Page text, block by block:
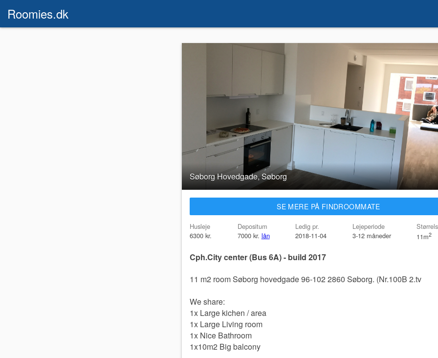
Roomies.dk
Søborg Hovedgade, Søborg
SE MERE PÅ FINDROOMMATE
Husleje
6300 kr.
Depositum
7000 kr. lån
Ledig pr.
2018-11-04
Lejeperiode
3-12 måneder
11m2
Cph.City center (Bus 6A) - build 2017
11 m2 room Søborg hovedgade 96-102 2860 Søborg. (Nr.100B 2.tv
We share:
1x Large kichen / area
1x Large Living room
1x Nice Bathroom
1x10m2 Big balcony